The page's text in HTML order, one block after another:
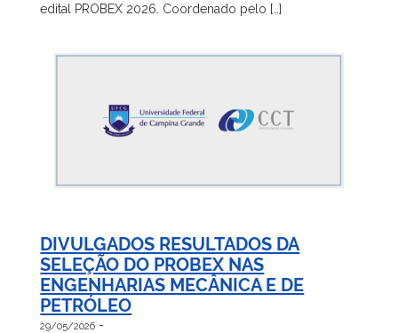
edital PROBEX 2026. Coordenado pelo […]
DIVULGADOS RESULTADOS DA
SELEÇÃO DO PROBEX NAS
ENGENHARIAS MECÂNICA E DE
PETRÓLEO
29/05/2026 -